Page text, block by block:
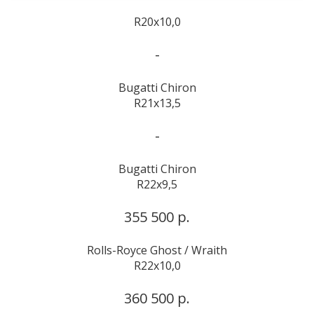
R20x10,0
-
Bugatti Chiron
R21x13,5
-
Bugatti Chiron
R22x9,5
355 500 р.
Rolls-Royce Ghost / Wraith
R22x10,0
360 500 р.